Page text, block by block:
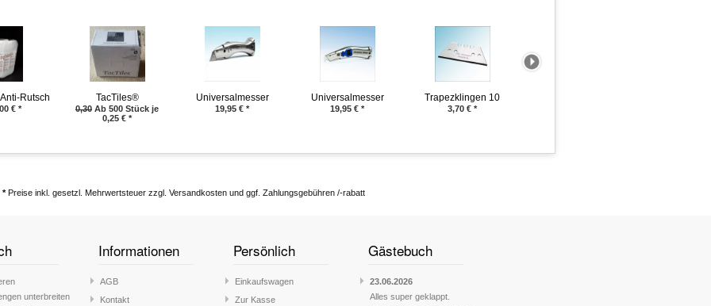
Rutsch
/ 10
€ *
TacTiles®
0,30 Ab 500 Stück je
0,25 € *
Universalmesser
Delphin® 03
19,95 € *
Universalmesser
Delphin® 2000
19,95 € *
Trapezklingen 10
Stück
3,70 € *
*Preise inkl. gesetzl. Mehrwertsteuer zzgl. Versandkosten und ggf. Zahlungsgebühren /-rabatt
unterbreiten
Informationen
AGB
Kontakt
Persönlich
Einkaufswagen
Zur Kasse
Gästebuch
23.06.2026
Alles super geklappt.